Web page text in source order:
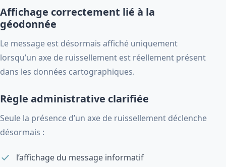
Affichage correctement lié à la
géodonnée
Le message est désormais affiché uniquement
lorsqu’un axe de ruissellement est réellement présent
dans les données cartographiques.
Règle administrative clarifiée
Seule la présence d’un axe de ruissellement déclenche
désormais :
l’affichage du message informatif